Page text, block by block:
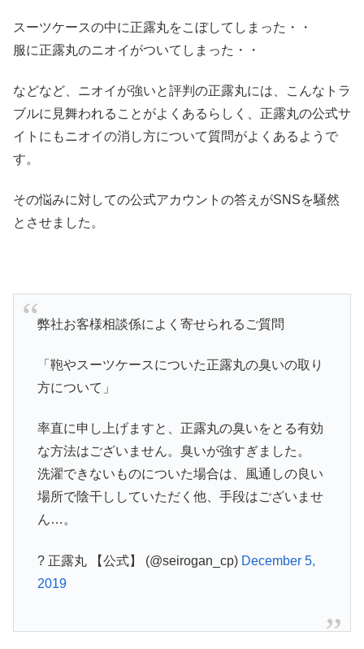
スーツケースの中に正露丸をこぼしてしまった・・
服に正露丸のニオイがついてしまった・・
などなど、ニオイが強いと評判の正露丸には、こんなトラ
ブルに見舞われることがよくあるらしく、正露丸の公式サ
イトにもニオイの消し方について質問がよくあるようで
す。
その悩みに対しての公式アカウントの答えがSNSを騒然
とさせました。
弊社お客様相談係によく寄せられるご質問
「鞄やスーツケースについた正露丸の臭いの取り
方について」
率直に申し上げますと、正露丸の臭いをとる有効
な方法はございません。臭いが強すぎました。
洗濯できないものについた場合は、風通しの良い
場所で陰干ししていただく他、手段はございませ
ん…。
? 正露丸 【公式】 (@seirogan_cp) December 5,
2019